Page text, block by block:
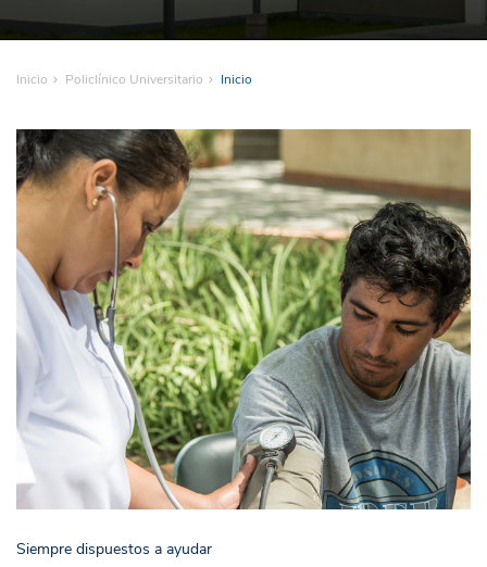
Inicio Policlínico Universitario Inicio
Siempre dispuestos a ayudar